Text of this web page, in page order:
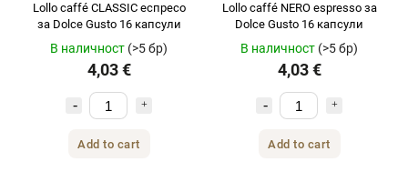
Lollo caffé CLASSIC еспресо
за Dolce Gusto 16 капсули
В наличност (>5 бр)
4,03 €
Add to cart
Lollo caffé NERO espresso за
Dolce Gusto 16 капсули
В наличност (>5 бр)
4,03 €
Add to cart